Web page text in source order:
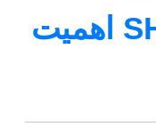
پایان‌نامه در SHRM اهمیت